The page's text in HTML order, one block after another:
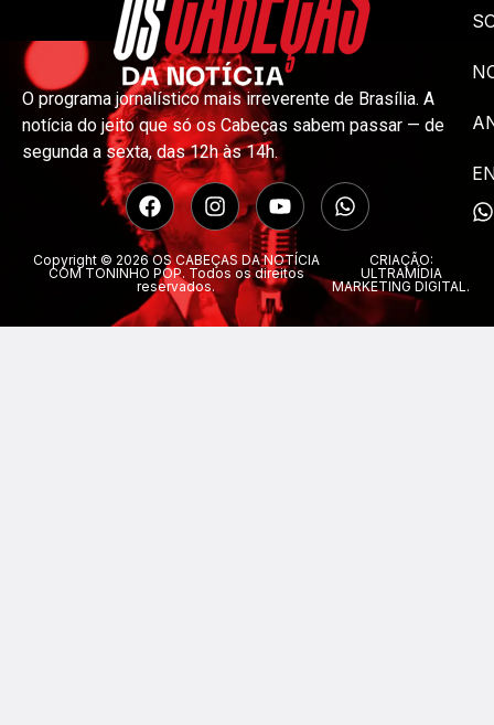
O programa jornalístico mais irreverente de Brasília. A
notícia do jeito que só os Cabeças sabem passar — de
segunda a sexta, das 12h às 14h.
Copyright © 2026 OS CABEÇAS DA NOTÍCIA
COM TONINHO POP. Todos os direitos
reservados.
CRIAÇÃO:
ULTRAMÍDIA
MARKETING DIGITAL.